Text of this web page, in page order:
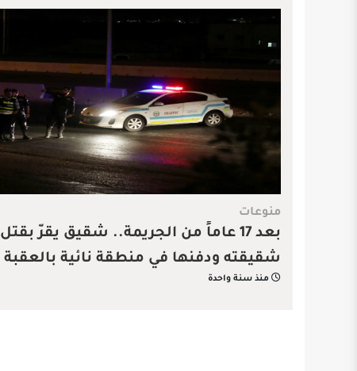
منوعات
بعد 17 عاماً من الجريمة.. شقيق يقرّ بقتل
شقيقته ودفنها في منطقة نائية بالعقبة
منذ سنة واحدة